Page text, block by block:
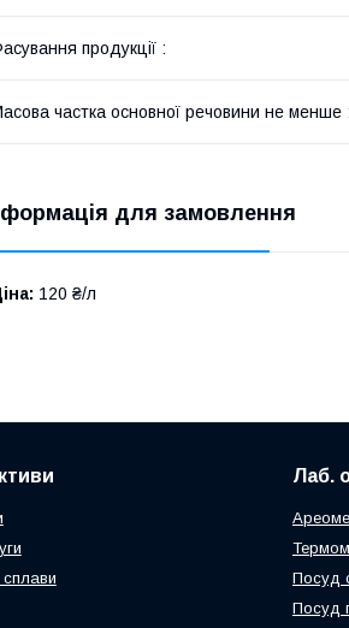
продукції :
частка основної речовини не менше :
для замовлення
120 ₴/л
Лаб.
Посуд
Посуд